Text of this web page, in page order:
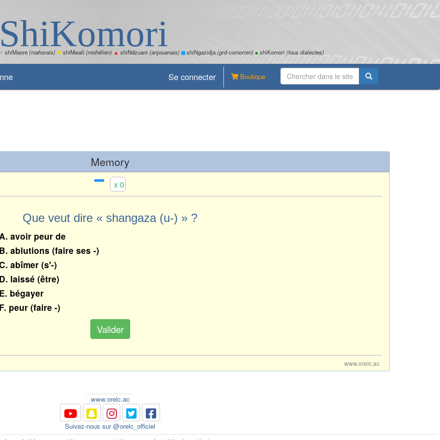
shiMaore(mahorais) ✽shiMwali (mohélien) ▲ shiNdzuani (anjouanais) shiNgazidja(grd-comorien) ● shiKomori (tous dialectes)
Boutique
Se connecter
Memory
x 0
Que veut dire « shangaza (u-) » ?
avoir peur de
ablutions (faire ses -)
abîmer (s'-)
laissé (être)
bégayer
peur (faire -)
Valider
www.orelc.ac
www.orelc.ac
Suivez-nous sur @orelc_officiel